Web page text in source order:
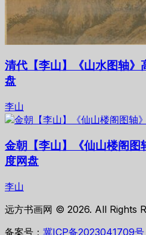
清代【李山】《山水图轴》
盘
李山
金朝【李山】《仙山楼阁图
度网盘
李山
远方书画网 © 2026. All Rights
备案号： 冀ICP备2023041709号